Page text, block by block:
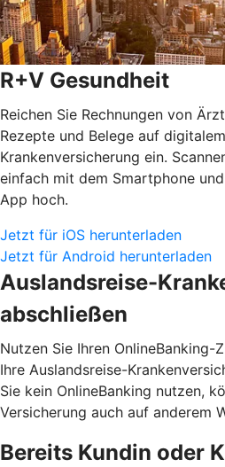
R+V Gesundheit
Reichen Sie Rechnungen von
Rezepte und Belege auf
Krankenversicherung ein.
einfach mit dem Smartphone
App hoch.
Jetzt für iOS herunterladen
Jetzt für Android herunterladen
Auslandsreise-
abschließen
Nutzen Sie Ihren OnlineBanking-
Ihre Auslandsreise-
Sie kein OnlineBanking nutzen,
Versicherung auch auf anderem
Bereits Kundin oder